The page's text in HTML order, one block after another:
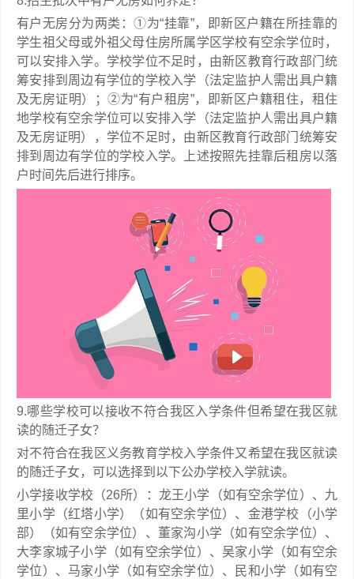
有户无房分为两类：①为“挂靠”，即新区户籍在所挂靠的
学生祖父母或外祖父母住房所属学区学校有空余学位时，
可以安排入学。学校学位不足时，由新区教育行政部门统
筹安排到周边有学位的学校入学（法定监护人需出具户籍
及无房证明）；②为“有户租房”，即新区户籍租住，租住
地学校有空余学位可以安排入学（法定监护人需出具户籍
及无房证明），学位不足时，由新区教育行政部门统筹安
排到周边有学位的学校入学。上述按照先挂靠后租房以落
户时间先后进行排序。
9.哪些学校可以接收不符合我区入学条件但希望在我区就
读的随迁子女？
对不符合在我区义务教育学校入学条件又希望在我区就读
的随迁子女，可以选择到以下公办学校入学就读。
小学接收学校（26所）：龙王小学（如有空余学位）、九
里小学（红塔小学）（如有空余学位）、金港学校（小学
部）（如有空余学位）、董家沟小学（如有空余学位）、
大李家城子小学（如有空余学位）、吴家小学（如有空余
学位）、马家小学（如有空余学位）、民和小学（如有空